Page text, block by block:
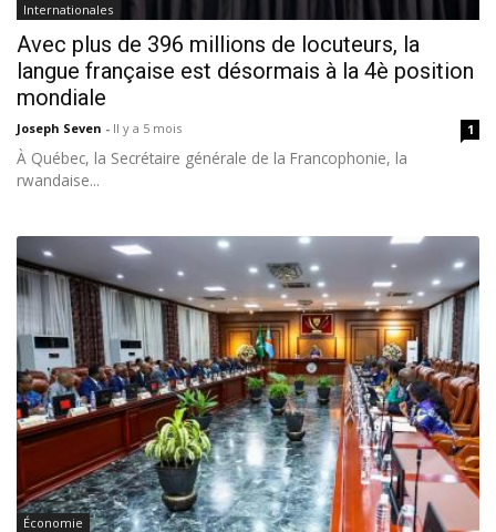
Internationales
Avec plus de 396 millions de locuteurs, la
langue française est désormais à la 4è position
mondiale
Joseph Seven - Il y a 5 mois 1
À Québec, la Secrétaire générale de la Francophonie, la
rwandaise...
Économie